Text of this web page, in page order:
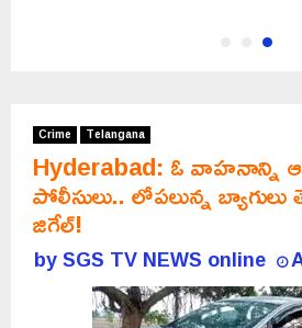
Crime Telangana
Hyderabad: ఓ వాహనాన్ని
పోలీసులు.. లోపలున్న బ్యాగులు
జిగేల్!
bySGS TV NEWS online